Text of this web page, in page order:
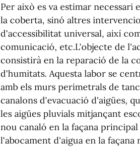
Per això es va estimar
la coberta, sinó altres
d'accessibilitat universal, així
comunicació, etc.L'objecte de
consistirà en la reparació de la
d'humitats. Aquesta labor se
amb els murs perimetrals de
canalons d'evacuació d'aigües,
les aigües pluvials mitjançant
nou canaló en la façana
l'abocament d'aigua en la